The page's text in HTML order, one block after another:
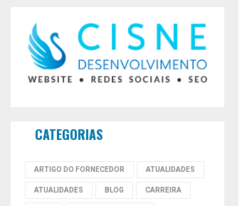
CATEGORIAS
ARTIGO DO FORNECEDOR ATUALIDADES
ATUALIDADES BLOG CARREIRA